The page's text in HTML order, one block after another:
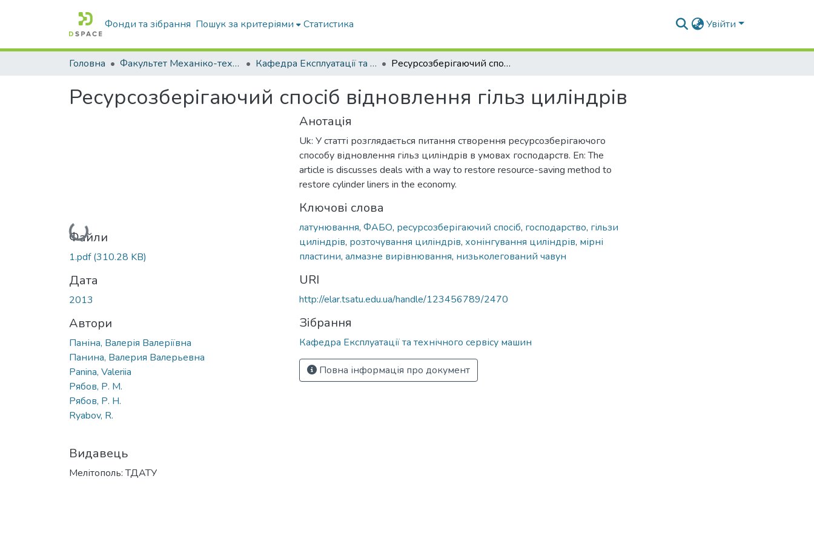
Фонди та зібрання Пошук за критеріями Статистика Увійти
Головна Факультет Механіко-технологічний Кафедра Експлуатації та технічного сервісу машин Ресурсозберігаючий спосіб відновлення гільз циліндрів
Ресурсозберігаючий спосіб відновлення гільз циліндрів
Вантажиться...
Файли
1.pdf(310.28 KB)
Дата
2013
Автори
Паніна, Валерія Валеріївна
Панина, Валерия Валерьевна
Panina, Valeriia
Рябов, Р. М.
Рябов, Р. Н.
Ryabov, R.
Видавець
Мелітополь: ТДАТУ
Анотація
Uk: У статті розглядається питання створення ресурсозберігаючого
способу відновлення гільз циліндрів в умовах господарств. En: The
article is discusses deals with a way to restore resource-saving method to
restore cylinder liners in the economy.
Ключові слова
латунювання, ФАБО, ресурсозберігаючий спосіб, господарство, гільзи
циліндрів, розточування циліндрів, хонінгування циліндрів, мірні
пластини, алмазне вирівнювання, низьколегований чавун
URI
http://elar.tsatu.edu.ua/handle/123456789/2470
Зібрання
Кафедра Експлуатації та технічного сервісу машин
Повна інформація про документ